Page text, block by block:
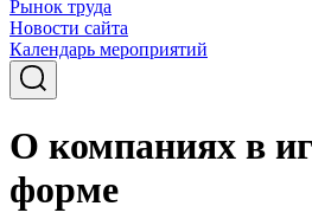
Рынок труда
Новости сайта
Календарь мероприятий
О компаниях в
форме